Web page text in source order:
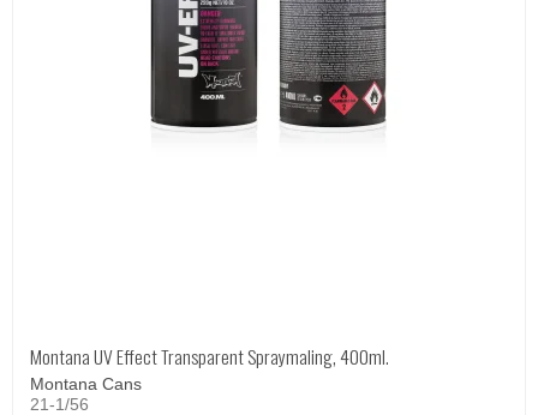
Montana UV Effect Transparent Spraymaling, 400ml.
Montana Cans
21-1/56